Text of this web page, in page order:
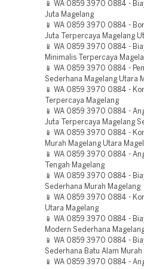
📱 WA 0859 3970 0884 -
Juta Magelang
📱 WA 0859 3970 0884 -
Juta Terpercaya Magelang
📱 WA 0859 3970 0884 -
Minimalis Terpercaya
📱 WA 0859 3970 0884 -
Sederhana Magelang Utara
📱 WA 0859 3970 0884 -
Terpercaya Magelang
📱 WA 0859 3970 0884 -
Juta Terpercaya Magelang
📱 WA 0859 3970 0884 -
Murah Magelang Utara
📱 WA 0859 3970 0884 -
Tengah Magelang
📱 WA 0859 3970 0884 -
Sederhana Murah Magelang
📱 WA 0859 3970 0884 -
Utara Magelang
📱 WA 0859 3970 0884 -
Modern Sederhana
📱 WA 0859 3970 0884 -
Sederhana Batu Alam
📱 WA 0859 3970 0884 -